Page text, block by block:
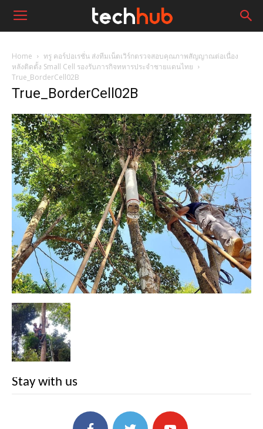
Home
ทรู คอร์ปอเรชั่น ส่งทีมเน็ตเวิร์กตรวจสอบคุณภาพสัญญาณต่อเนื่อง
หลังติดตั้ง Small Cell รองรับภารกิจทหารประจำชายแดนไทย
True_BorderCell02B
True_BorderCell02B
Stay with us